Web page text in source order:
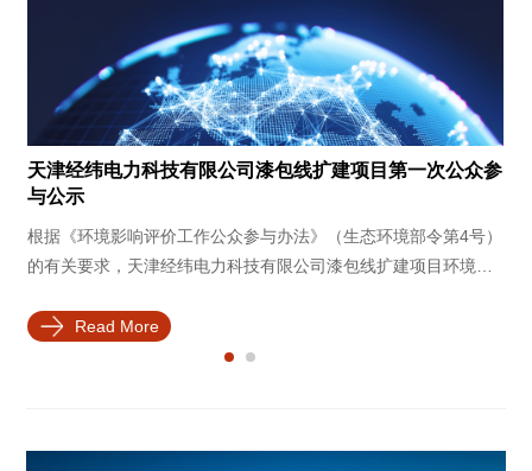
目第一次公众参
环境部令第4号）
扩建项目环境影
创新共享，协作共赢｜经纬辉开，S-LCD斩
2020年8月14日，第八届中国电子信息博览会（简
在深圳开幕，本次电博会是疫情防控常态化背景下
期间相关成果展示和论坛活动，充分展现了新一代
果，也促进了全球电子信息行业间技术交流。